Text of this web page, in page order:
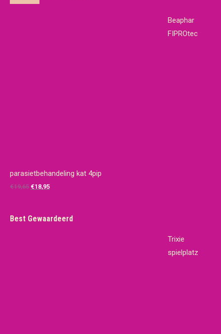
Beaphar
FIPROtec
parasietbehandeling kat 4pip
€19,65 Oorspronkelijke
€19,65.
€18,95Huidige
€18,95.
Best Gewaardeerd
Trixie
spielplatz